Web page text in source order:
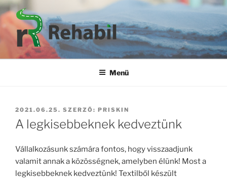
Tartalomhoz
Menü
BEKÜLDVE:
2021.06.25. SZERZŐ: PRISKIN
A legkisebbeknek kedveztünk
Vállalkozásunk számára fontos, hogy visszaadjunk
valamit annak a közösségnek, amelyben élünk! Most a
legkisebbeknek kedveztünk! Textilből készült